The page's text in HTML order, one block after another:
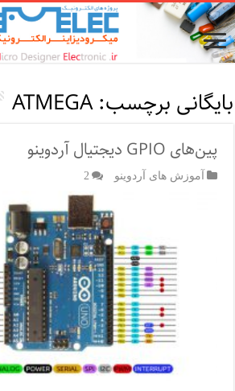
بایگانی برچسب:ATMEGA
پین‌های GPIO دیجتیال آردوینو
آموزش های آردوینو 2